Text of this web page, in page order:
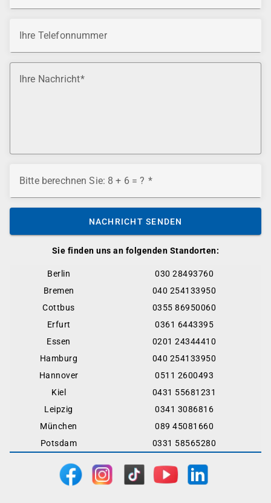
Sie finden uns an folgenden Standorten:
Berlin
030 28493760
Bremen
040 254133950
Cottbus
0355 86950060
Erfurt
0361 6443395
Essen
0201 24344410
Hamburg
040 254133950
Hannover
0511 2600493
Kiel
0431 55681231
Leipzig
0341 3086816
München
089 45081660
Potsdam
0331 58565280
Ihre Telefonnummer
Ihre Nachricht
Bitte berechnen Sie: 8 + 6 = ?
NACHRICHT SENDEN